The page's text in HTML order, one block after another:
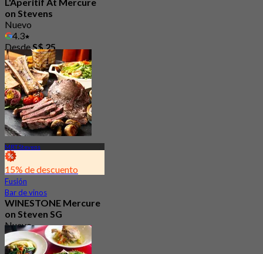
on Stevens
Nuevo
4.3
DesdeS$ 25
MRT Stevens
15% de descuento
Fusión
Bar de vinos
WINESTONE Mercure
on Steven SG
Nuevo
4.2
DesdeS$ 32